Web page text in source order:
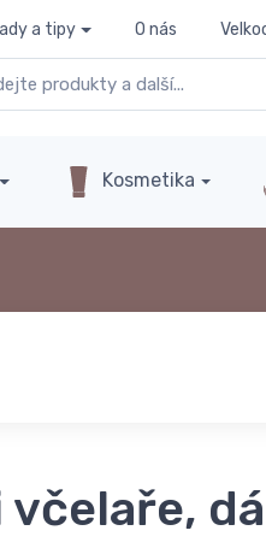
a tipy O nás
Kosmetika
včelaře,